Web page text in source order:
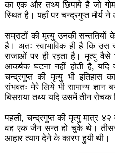
का एक और तथ्य छिपाये है जो
स्थित है। यहाँ पर चन्द्रगुप्त मौर्य
सम्राटों की मृत्यु उनकी सन्ततियों
है। अतः स्वाभाविक ही है कि उस
राजाओं पर ही रहता है। मृत्यु वैसे
आकर्षक घटना नहीं होती है, यदि
चन्द्रगुप्त की मृत्यु भी इतिहास
संभवतः मेरे लिये भी सामान्य ज्ञान
बिसराया तथ्य यदि उसमें तीन रोचक
पहली, चन्द्रगुप्त की मृत्यु मात्र
वह एक जैन सन्त हो चुके थे।
आहार त्याग देने के कारण हुयी थी।